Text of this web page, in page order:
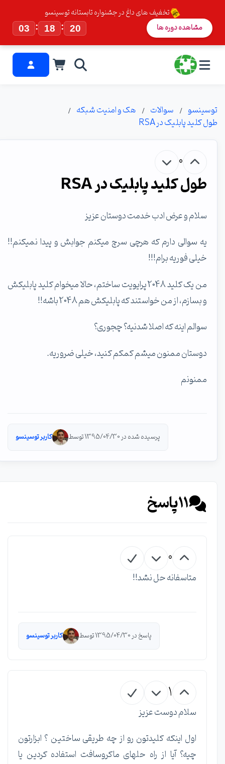
تخفیف های داغ در جشنواره تابستانه توسینسو
03
: 18 : 19 مشاهده دوره ها
توسینسو سوالات
هک و امنیت شبکه
طول کلید پابلیک در RSA
0
طول کلید پابلیک در RSA
سلام و عرض ادب خدمت دوستان عزیز
یه سوالی دارم که هرچی سرچ میکنم جوابش و پیدا نمیکنم!!
خیلی فوریه برام!!!
من یک کلید 2048 پرایویت ساختم، حالا میخوام کلید پابلیکش
و بسازم، از من خواستند که پابلیکش هم 2048 باشه!!
سوالم اینه که اصلا شدنیه؟ چجوری؟
دوستان ممنون میشم کمکم کنید، خیلی ضروریه.
ممنونم
پرسیده شده در 1395/04/30 توسط کاربر توسینسو
11پاسخ
0
متاسفانه حل نشد!!
پاسخ در 1395/04/30 توسط کاربر توسینسو
سلام دوست عزیز
اول اینکه کلیدتون رو از چه طریقی ساختین ؟ ابزارتون
چیه؟ آیا از راه حلهای ماکروسافت استفاده کردین یا